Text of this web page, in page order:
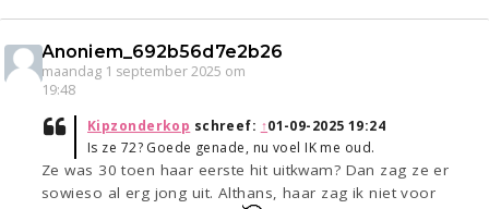
Anoniem_692b56d7e2b26
maandag 1 september 2025 om
19:48
Kipzonderkop schreef: ↑01-09-2025 19:24
Is ze 72? Goede genade, nu voel IK me oud.
Ze was 30 toen haar eerste hit uitkwam? Dan zag ze er
sowieso al erg jong uit. Althans, haar zag ik niet voor